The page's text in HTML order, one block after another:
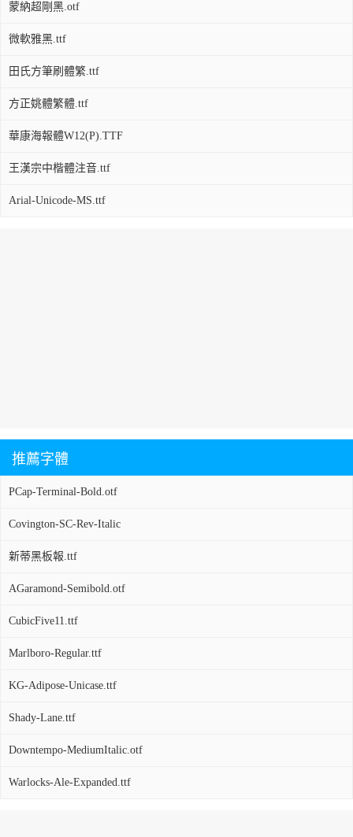
蒙納超剛黑.otf
微軟雅黑.ttf
田氏方筆刷體繁.ttf
方正姚體繁體.ttf
華康海報體W12(P).TTF
王漢宗中楷體注音.ttf
Arial-Unicode-MS.ttf
推薦字體
PCap-Terminal-Bold.otf
Covington-SC-Rev-Italic
新蒂黑板報.ttf
AGaramond-Semibold.otf
CubicFive11.ttf
Marlboro-Regular.ttf
KG-Adipose-Unicase.ttf
Shady-Lane.ttf
Downtempo-MediumItalic.otf
Warlocks-Ale-Expanded.ttf